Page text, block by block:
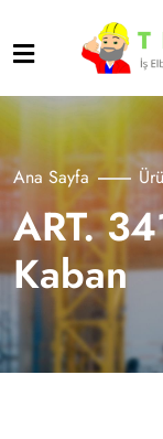
Ana Sayfa
ART.
Kaban